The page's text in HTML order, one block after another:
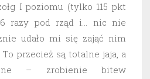
I poziomu (tylko 115 pkt
6 razy pod rząd i… nic nie
udało mi się zająć nim
przecież są totalne jaja, a
– zrobienie bitew